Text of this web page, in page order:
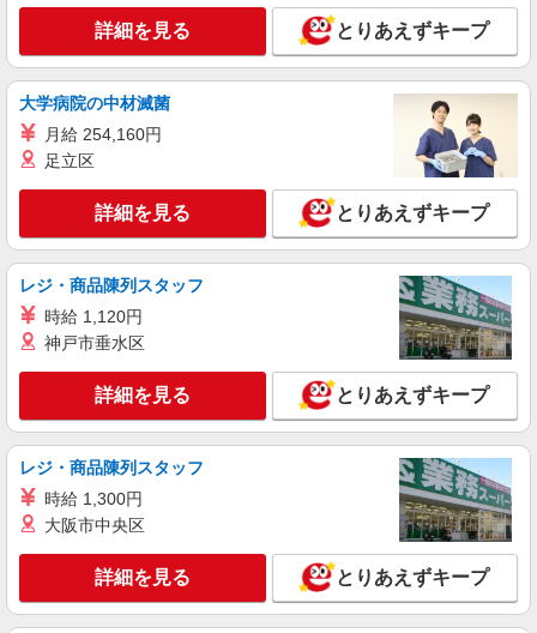
詳細を見る とりあえずキープ
大学病院の中材滅菌
月給 254,160円
足立区
詳細を見る とりあえずキープ
レジ・商品陳列スタッフ
時給 1,120円
神戸市垂水区
詳細を見る とりあえずキープ
レジ・商品陳列スタッフ
時給 1,300円
大阪市中央区
詳細を見る とりあえずキープ